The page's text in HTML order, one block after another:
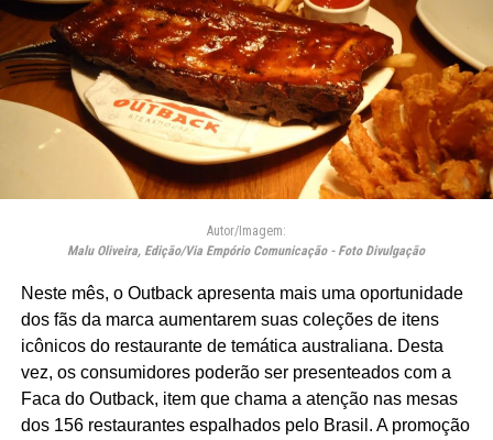
Autor/Imagem:
Malu Oliveira, Edição/Via Empório Comunicação - Foto Divulgação
Neste mês, o Outback apresenta mais uma oportunidade
dos fãs da marca aumentarem suas coleções de itens
icônicos do restaurante de temática australiana. Desta
vez, os consumidores poderão ser presenteados com a
Faca do Outback, item que chama a atenção nas mesas
dos 156 restaurantes espalhados pelo Brasil. A promoção